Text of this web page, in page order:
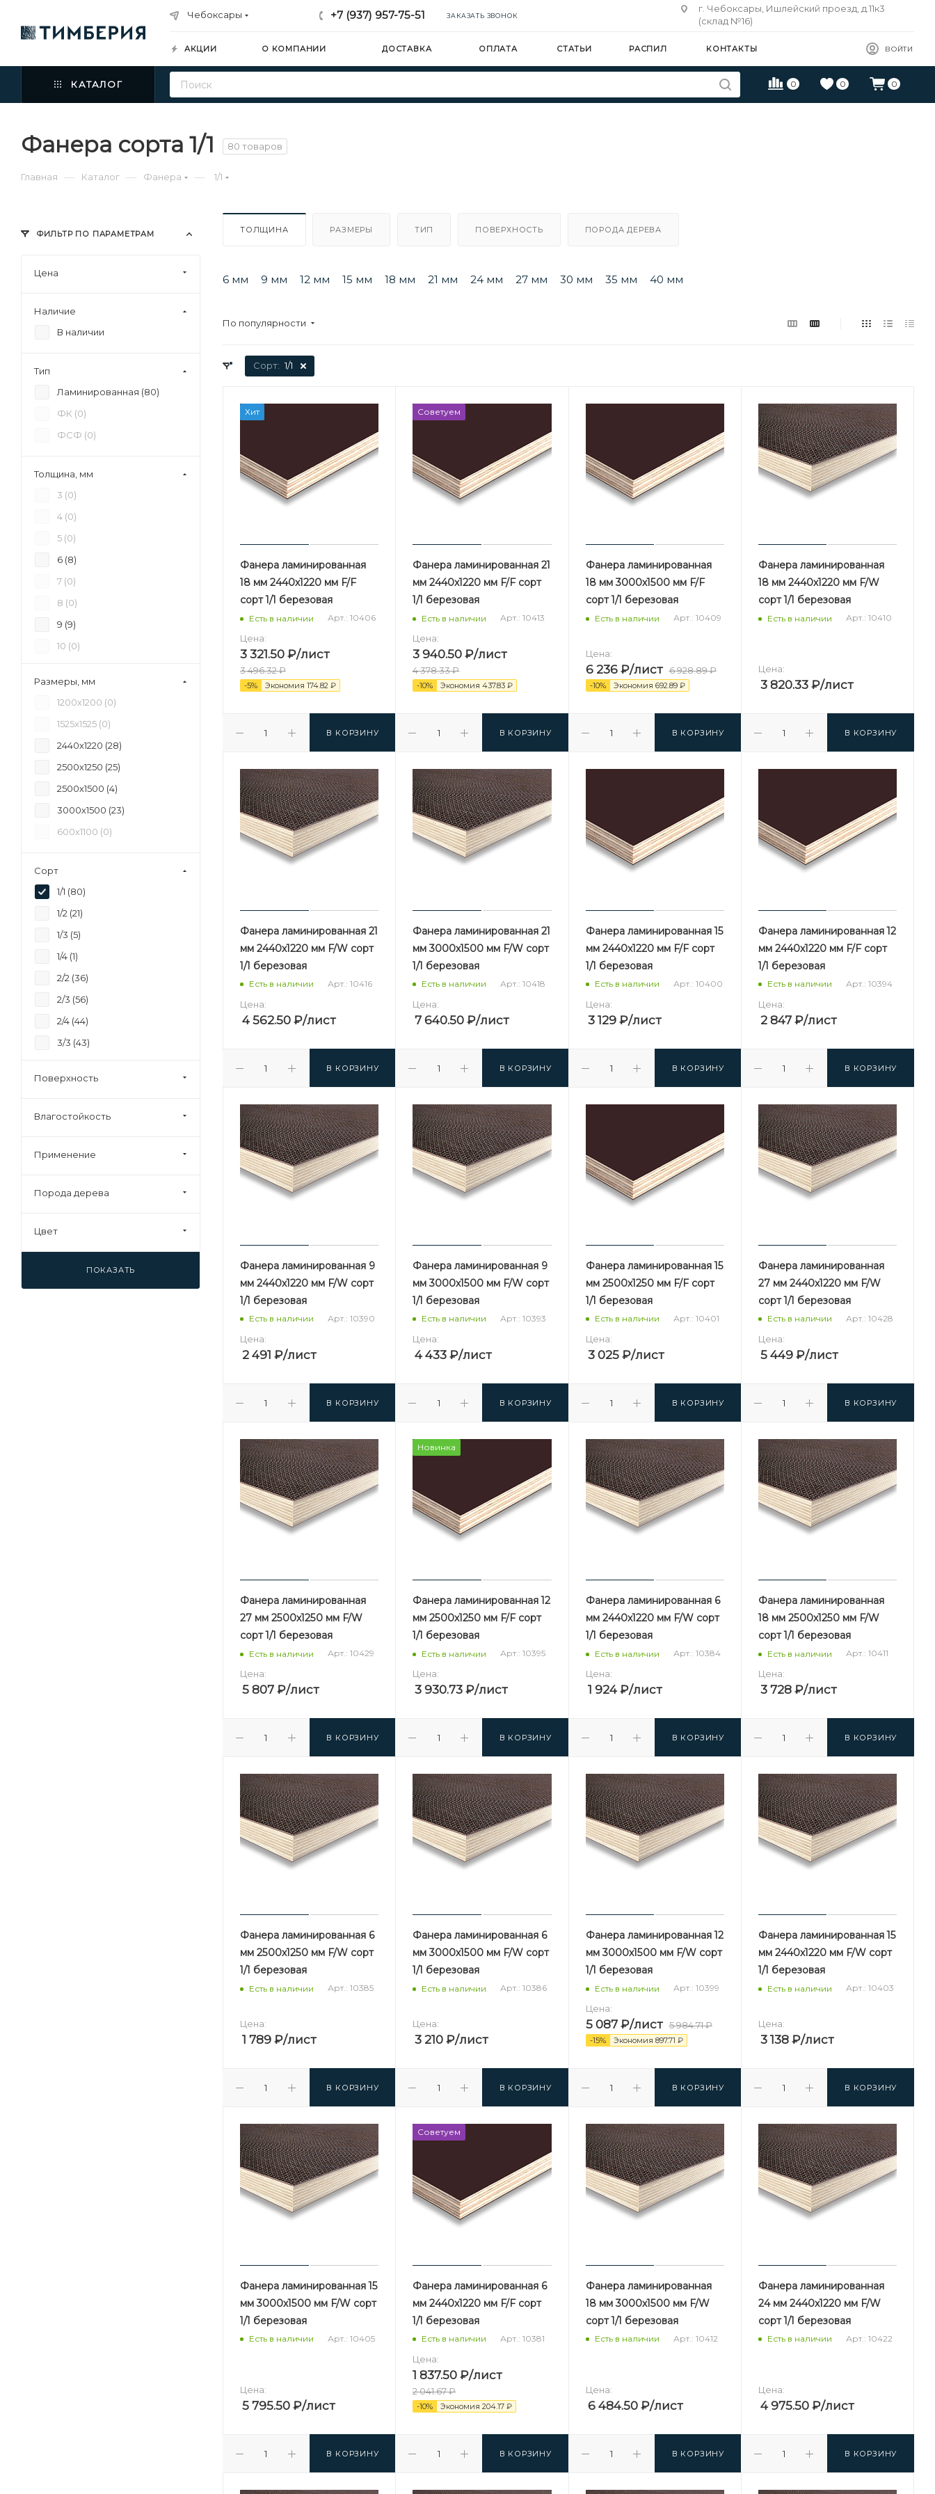
Чебоксары +7 (937) 957-75-51 ЗАКАЗАТЬ ЗВОНОК
г. Чебоксары, Ишлейский проезд, д.11к3
(склад №16)
ВОЙТИ
АКЦИИ О КОМПАНИИ ДОСТАВКА ОПЛАТА СТАТЬИ РАСПИЛ КОНТАКТЫ
0 0 0
КАТАЛОГ
Фанера сорта 1/1 80 товаров
Главная — Каталог — Фанера — 1/1
ТОЛЩИНА РАЗМЕРЫ ТИП ПОВЕРХНОСТЬ ПОРОДА ДЕРЕВА
6 мм 9 мм 12 мм 15 мм 18 мм 21 мм 24 мм 27 мм 30 мм 35 мм 40 мм
По популярности
Сорт: 1/1
Хит
Фанера ламинированная
18 мм 2440х1220 мм F/F
сорт 1/1 березовая
Есть в наличии Арт.: 10406
Цена:
3 321.50 ₽/лист
3 496.32₽
-5% Экономия 174.82 ₽
В КОРЗИНУ
Советуем
Фанера ламинированная 21
мм 2440х1220 мм F/F сорт
1/1 березовая
Есть в наличии Арт.: 10413
Цена:
3 940.50 ₽/лист
4 378.33₽
-10% Экономия437.83 ₽
В КОРЗИНУ
Фанера ламинированная
18 мм 3000х1500 мм F/F
сорт 1/1 березовая
Есть в наличии Арт.: 10409
Цена:
6 236₽/лист 6 928.89₽
-10% Экономия 692.89₽
В КОРЗИНУ
Фанера ламинированная
18 мм 2440х1220 мм F/W
сорт 1/1 березовая
Есть в наличии Арт.: 10410
Цена:
3 820.33₽/лист
В КОРЗИНУ
Фанера ламинированная 21
мм 2440х1220 мм F/W сорт
1/1 березовая
Есть в наличии Арт.: 10416
Цена:
4 562.50 ₽/лист
В КОРЗИНУ
Фанера ламинированная 21
мм 3000х1500 мм F/W сорт
1/1 березовая
Есть в наличии Арт.: 10418
Цена:
7 640.50 ₽/лист
В КОРЗИНУ
Фанера ламинированная 15
мм 2440х1220 мм F/F сорт
1/1 березовая
Есть в наличии Арт.: 10400
Цена:
3 129₽/лист
В КОРЗИНУ
Фанера ламинированная 12
мм 2440х1220 мм F/F сорт
1/1 березовая
Есть в наличии Арт.: 10394
Цена:
2 847₽/лист
В КОРЗИНУ
Фанера ламинированная 9
мм 2440х1220 мм F/W сорт
1/1 березовая
Есть в наличии Арт.: 10390
Цена:
2 491 ₽/лист
В КОРЗИНУ
Фанера ламинированная 9
мм 3000х1500 мм F/W сорт
1/1 березовая
Есть в наличии Арт.: 10393
Цена:
4 433 ₽/лист
В КОРЗИНУ
Фанера ламинированная 15
мм 2500х1250 мм F/F сорт
1/1 березовая
Есть в наличии Арт.: 10401
Цена:
3 025₽/лист
В КОРЗИНУ
Фанера ламинированная
27 мм 2440х1220 мм F/W
сорт 1/1 березовая
Есть в наличии Арт.: 10428
Цена:
5 449₽/лист
В КОРЗИНУ
Фанера ламинированная
27 мм 2500х1250 мм F/W
сорт 1/1 березовая
Есть в наличии Арт.: 10429
Цена:
5 807 ₽/лист
В КОРЗИНУ
Новинка
Фанера ламинированная 12
мм 2500х1250 мм F/F сорт
1/1 березовая
Есть в наличии Арт.: 10395
Цена:
3 930.73 ₽/лист
В КОРЗИНУ
Фанера ламинированная 6
мм 2440х1220 мм F/W сорт
1/1 березовая
Есть в наличии Арт.: 10384
Цена:
1 924₽/лист
В КОРЗИНУ
Фанера ламинированная
18 мм 2500х1250 мм F/W
сорт 1/1 березовая
Есть в наличии Арт.: 10411
Цена:
3 728₽/лист
В КОРЗИНУ
Фанера ламинированная 6
мм 2500х1250 мм F/W сорт
1/1 березовая
Есть в наличии Арт.: 10385
Цена:
1 789 ₽/лист
В КОРЗИНУ
Фанера ламинированная 6
мм 3000х1500 мм F/W сорт
1/1 березовая
Есть в наличии Арт.: 10386
Цена:
3 210 ₽/лист
В КОРЗИНУ
Фанера ламинированная 12
мм 3000х1500 мм F/W сорт
1/1 березовая
Есть в наличии Арт.: 10399
Цена:
5 087₽/лист 5 984.71₽
-15% Экономия 897.71 ₽
В КОРЗИНУ
Фанера ламинированная 15
мм 2440х1220 мм F/W сорт
1/1 березовая
Есть в наличии Арт.: 10403
Цена:
3 138₽/лист
В КОРЗИНУ
Фанера ламинированная 15
мм 3000х1500 мм F/W сорт
1/1 березовая
Есть в наличии Арт.: 10405
Цена:
5 795.50 ₽/лист
В КОРЗИНУ
Советуем
Фанера ламинированная 6
мм 2440х1220 мм F/F сорт
1/1 березовая
Есть в наличии Арт.: 10381
Цена:
1 837.50 ₽/лист
2 041.67₽
-10% Экономия204.17 ₽
В КОРЗИНУ
Фанера ламинированная
18 мм 3000х1500 мм F/W
сорт 1/1 березовая
Есть в наличии Арт.: 10412
Цена:
6 484.50₽/лист
В КОРЗИНУ
Фанера ламинированная
24 мм 2440х1220 мм F/W
сорт 1/1 березовая
Есть в наличии Арт.: 10422
Цена:
4 975.50₽/лист
В КОРЗИНУ
ФИЛЬТР ПО ПАРАМЕТРАМ
Цена
Наличие
В наличии
Тип
Ламинированная (80)
ФК (0)
ФСФ (0)
Толщина, мм
3 (0)
4 (0)
5 (0)
6 (8)
7 (0)
8 (0)
9 (9)
10 (0)
12 (
Размеры, мм
1200х1200 (0)
1525х1525 (0)
2440х1220 (28)
2500х1250 (25)
2500х1500 (4)
3000х1500 (23)
600х1100 (0)
Сорт
1/1 (80)
1/2 (21)
1/3 (5)
1/4 (1)
2/2 (36)
2/3 (56)
2/4 (44)
3/3 (43)
4/4 (
Поверхность
Влагостойкость
Применение
Порода дерева
Цвет
ПОКАЗАТЬ